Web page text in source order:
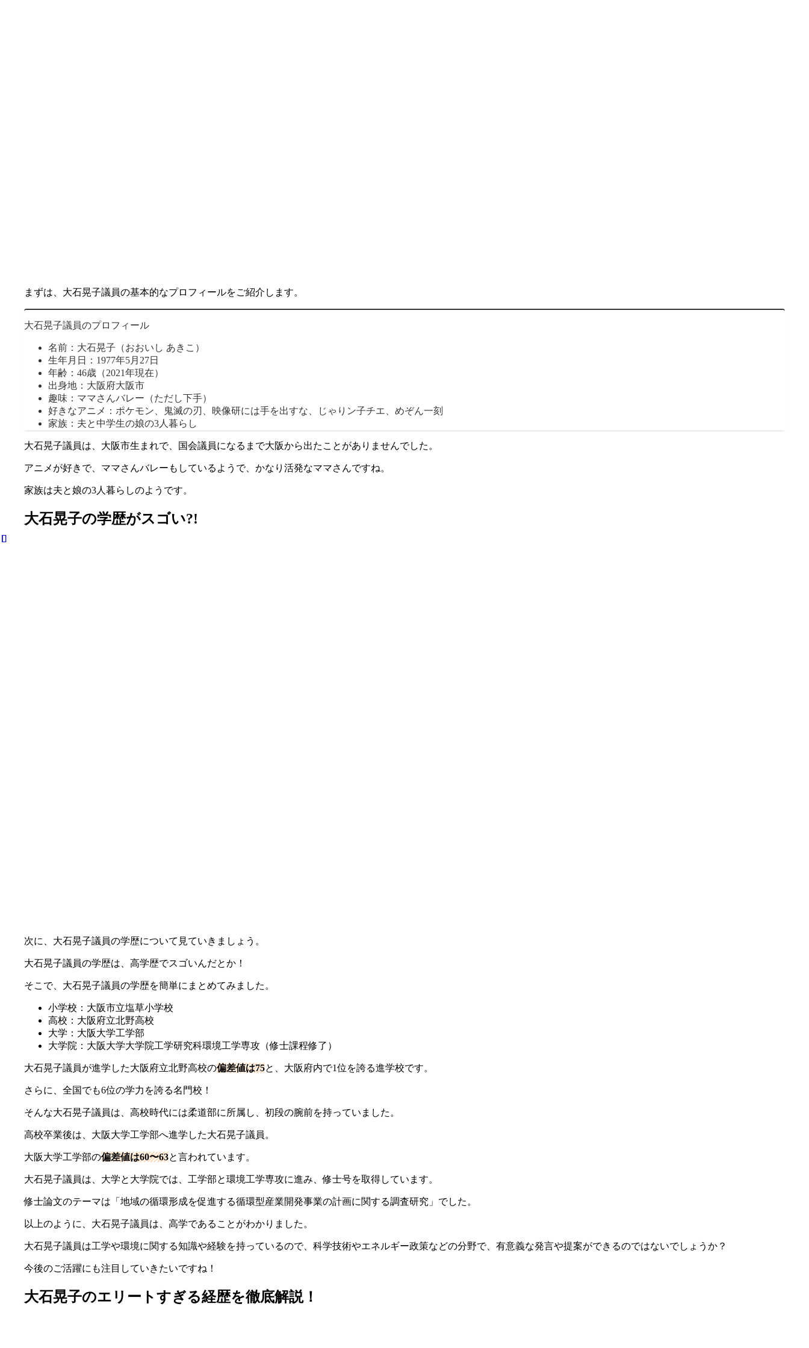
まずは、大石晃子議員の基本的なプロフィールをご紹介します。
大石晃子議員のプロフィール
名前：大石晃子（おおいし あきこ）
生年月日：1977年5月27日
年齢：46歳（2021年現在）
出身地：大阪府大阪市
趣味：ママさんバレー（ただし下手）
好きなアニメ：ポケモン、鬼滅の刃、映像研には手を出すな、じゃりン子チエ、めぞん一刻
家族：夫と中学生の娘の3人暮らし
大石晃子議員は、大阪市生まれで、国会議員になるまで大阪から出たことがありませんでした。
アニメが好きで、ママさんバレーもしているようで、かなり活発なママさんですね。
家族は夫と娘の3人暮らしのようです。
大石晃子の学歴がスゴい?!
次に、大石晃子議員の学歴について見ていきましょう。
大石晃子議員の学歴は、高学歴でスゴいんだとか！
そこで、大石晃子議員の学歴を簡単にまとめてみました。
小学校：大阪市立塩草小学校
高校：大阪府立北野高校
大学：大阪大学工学部
大学院：大阪大学大学院工学研究科環境工学専攻（修士課程修了）
大石晃子議員が進学した大阪府立北野高校の偏差値は75と、大阪府内で1位を誇る進学校です。
さらに、全国でも6位の学力を誇る名門校！
そんな大石晃子議員は、高校時代には柔道部に所属し、初段の腕前を持っていました。
高校卒業後は、大阪大学工学部へ進学した大石晃子議員。
大阪大学工学部の偏差値は60〜63と言われています。
大石晃子議員は、大学と大学院では、工学部と環境工学専攻に進み、修士号を取得しています。
修士論文のテーマは「地域の循環形成を促進する循環型産業開発事業の計画に関する調査研究」でした。
以上のように、大石晃子議員は、高学であることがわかりました。
大石晃子議員は工学や環境に関する知識や経験を持っているので、科学技術やエネルギー政策などの分野で、有意義な発言や提案ができるのではないでしょうか？
今後のご活躍にも注目していきたいですね！
大石晃子のエリートすぎる経歴を徹底解説！